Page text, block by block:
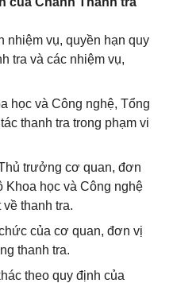
nhiệm vụ, quyền hạn quy
tra và các nhiệm vụ,
học và Công nghệ, Tổng
thanh tra trong phạm vi
trưởng cơ quan, đơn
Khoa học và Công nghệ
thanh tra.
của cơ quan, đơn vị
thanh tra.
theo quy định của